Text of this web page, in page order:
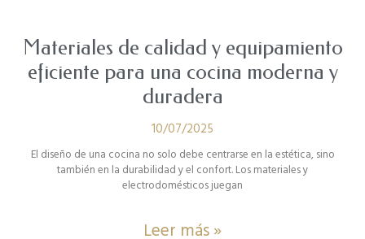
Materiales de calidad y equipamiento
eficiente para una cocina moderna y
duradera
10/07/2025
El diseño de una cocina no solo debe centrarse en la estética, sino
también en la durabilidad y el confort. Los materiales y
electrodomésticos juegan
Leer más »